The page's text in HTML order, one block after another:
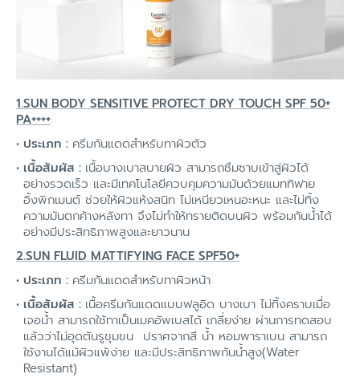
1.SUN BODY SENSITIVE PROTECT DRY TOUCH SPF 50+
PA++++
ประเภท : ครีมกันแดดสำหรับทาผิวตัว
เนื้อสัมผัส : เนื้อบางเบาสบายผิว สามารถซึมซาบเข้าสู่ผิวได้
อย่างรวดเร็ว และมีเทคโนโลยีควบคุมความมันด้วยแมททิฟาย
อิ้งพิกเมนต์ ช่วยให้ผิวแห้งสนิท ไม่เหนียวเหนอะหนะ และไม่ทิ้ง
ความมันตกค้างหลังทา จึงไม่ทำให้ทรายติดบนผิว พร้อมกันน้ำได้
อย่างมีประสิทธิภาพสูงและยาวนาน
2.SUN FLUID MATTIFYING FACE SPF50+
ประเภท : ครีมกันแดดสำหรับทาผิวหน้า
เนื้อสัมผัส : เนื้อครีมกันแดดแบบฟลูอิด บางเบา ไม่ทิ้งคราบเมื่อ
เจอน้ำ สามารถใช้ทาเป็นเมคอัพเบสได้ เกลี่ยง่าย ผ่านการทดสอบ
แล้วว่าไม่อุดตันรูขุมขน ปราศจากสี น้ำ หอมพาราเบน สามารถ
ใช้งานได้แม้ผิวแพ้ง่าย และมีประสิทธิภาพกันน้ำสูง(Water
Resistant)